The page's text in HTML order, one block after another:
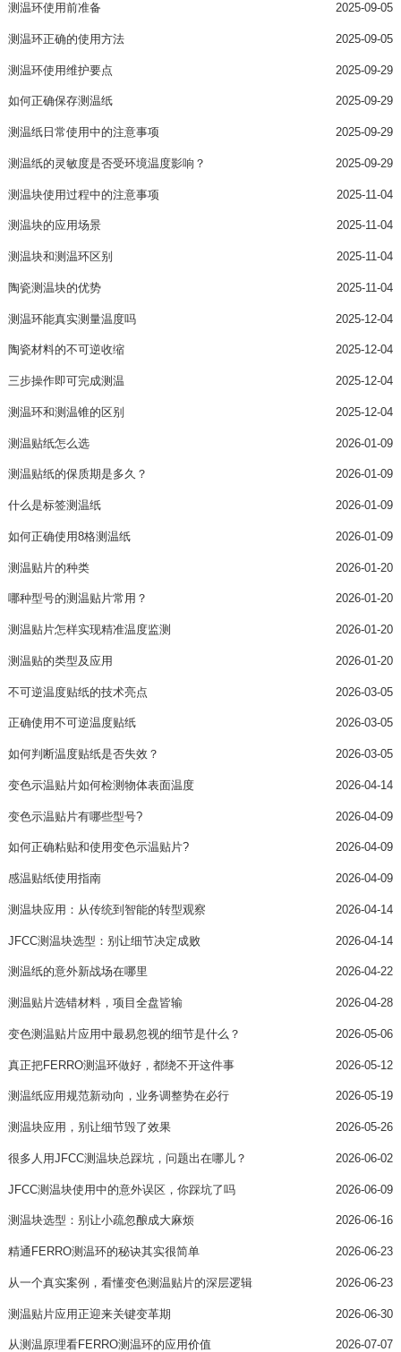
测温环使用前准备 2025-09-05
测温环正确的使用方法 2025-09-05
测温环使用维护要点 2025-09-29
如何正确保存测温纸 2025-09-29
测温纸日常使用中的注意事项 2025-09-29
测温纸的灵敏度是否受环境温度影响？ 2025-09-29
测温块使用过程中的注意事项 2025-11-04
测温块的应用场景 2025-11-04
测温块和测温环区别 2025-11-04
陶瓷测温块的优势 2025-11-04
测温环能真实测量温度吗 2025-12-04
陶瓷材料的不可逆收缩 2025-12-04
三步操作即可完成测温 2025-12-04
测温环和测温锥的区别 2025-12-04
测温贴纸怎么选 2026-01-09
测温贴纸的保质期是多久？ 2026-01-09
什么是标签测温纸 2026-01-09
如何正确使用8格测温纸 2026-01-09
测温贴片的种类 2026-01-20
哪种型号的测温贴片常用？ 2026-01-20
测温贴片怎样实现精准温度监测 2026-01-20
测温贴的类型及应用 2026-01-20
不可逆温度贴纸的技术亮点 2026-03-05
正确使用不可逆温度贴纸 2026-03-05
如何判断温度贴纸是否失效？ 2026-03-05
变色示温贴片如何检测物体表面温度 2026-04-14
变色示温贴片有哪些型号? 2026-04-09
如何正确粘贴和使用变色示温贴片? 2026-04-09
感温贴纸使用指南 2026-04-09
测温块应用：从传统到智能的转型观察 2026-04-14
JFCC测温块选型：别让细节决定成败 2026-04-14
测温纸的意外新战场在哪里 2026-04-22
测温贴片选错材料，项目全盘皆输 2026-04-28
变色测温贴片应用中最易忽视的细节是什么？ 2026-05-06
真正把FERRO测温环做好，都绕不开这件事 2026-05-12
测温纸应用规范新动向，业务调整势在必行 2026-05-19
测温块应用，别让细节毁了效果 2026-05-26
很多人用JFCC测温块总踩坑，问题出在哪儿？ 2026-06-02
JFCC测温块使用中的意外误区，你踩坑了吗 2026-06-09
测温块选型：别让小疏忽酿成大麻烦 2026-06-16
精通FERRO测温环的秘诀其实很简单 2026-06-23
从一个真实案例，看懂变色测温贴片的深层逻辑 2026-06-23
测温贴片应用正迎来关键变革期 2026-06-30
从测温原理看FERRO测温环的应用价值 2026-07-07